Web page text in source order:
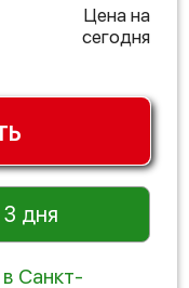
Цена на
сегодня
дня
Санкт-